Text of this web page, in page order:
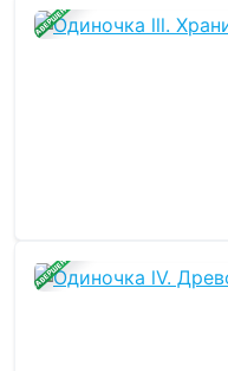
ЗАВЕРШЕНА
ЗАВЕРШЕНА